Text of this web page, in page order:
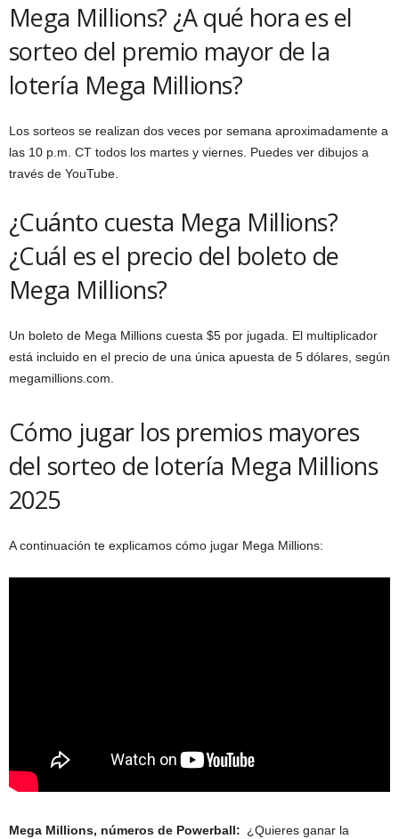
Mega Millions? ¿A qué hora es el
sorteo del premio mayor de la
lotería Mega Millions?
Los sorteos se realizan dos veces por semana aproximadamente a
las 10 p.m. CT todos los martes y viernes. Puedes ver dibujos a
través de YouTube.
¿Cuánto cuesta Mega Millions?
¿Cuál es el precio del boleto de
Mega Millions?
Un boleto de Mega Millions cuesta $5 por jugada. El multiplicador
está incluido en el precio de una única apuesta de 5 dólares, según
megamillions.com.
Cómo jugar los premios mayores
del sorteo de lotería Mega Millions
2025
A continuación te explicamos cómo jugar Mega Millions:
Mega Millions, números de Powerball: ¿Quieres ganar la